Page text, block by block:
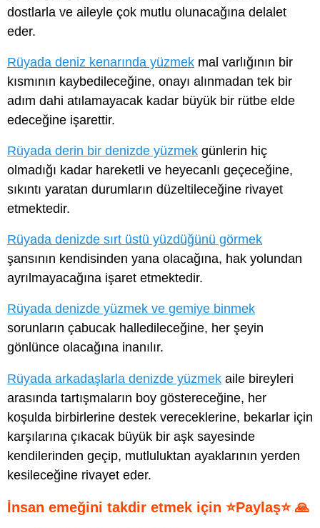
dostlarla ve aileyle çok mutlu olunacağına delalet
eder.
Rüyada deniz kenarında yüzmek mal varlığının bir
kısmının kaybedileceğine, onayı alınmadan tek bir
adım dahi atılamayacak kadar büyük bir rütbe elde
edeceğine işarettir.
Rüyada derin bir denizde yüzmek günlerin hiç
olmadığı kadar hareketli ve heyecanlı geçeceğine,
sıkıntı yaratan durumların düzeltileceğine rivayet
etmektedir.
Rüyada denizde sırt üstü yüzdüğünü görmek
şansının kendisinden yana olacağına, hak yolundan
ayrılmayacağına işaret etmektedir.
Rüyada denizde yüzmek ve gemiye binmek
sorunların çabucak halledileceğine, her şeyin
gönlünce olacağına inanılır.
Rüyada arkadaşlarla denizde yüzmek aile bireyleri
arasında tartışmaların boy göstereceğine, her
koşulda birbirlerine destek vereceklerine, bekarlar için
karşılarına çıkacak büyük bir aşk sayesinde
kendilerinden geçip, mutluluktan ayaklarının yerden
kesileceğine rivayet eder.
İnsan emeğini takdir etmek için ⭐Paylaş⭐ 🙏